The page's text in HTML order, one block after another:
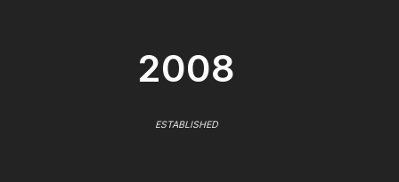
2008
ESTABLISHED